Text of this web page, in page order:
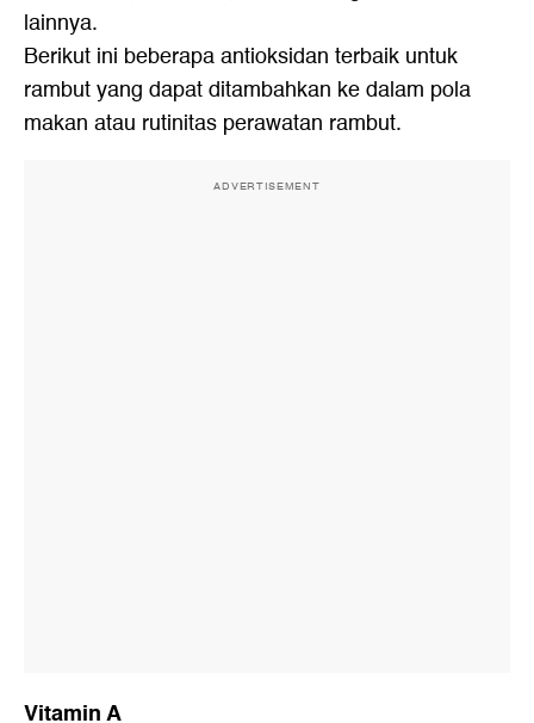
lainnya.
Berikut ini beberapa antioksidan terbaik untuk
rambut yang dapat ditambahkan ke dalam pola
makan atau rutinitas perawatan rambut.
ADVERTISEMENT
Vitamin A